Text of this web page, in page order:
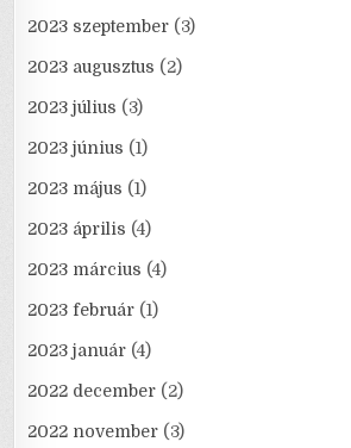
2023 szeptember (3)
2023 augusztus (2)
2023 július (3)
2023 június (1)
2023 május (1)
2023 április (4)
2023 március (4)
2023 február (1)
2023 január (4)
2022 december (2)
2022 november (3)